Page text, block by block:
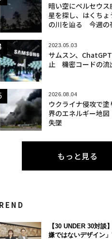
暗い空にペルセウ
星を探し、はくちょ
の川を辿る 今週の
2023.05.03
サムスン、
止 機密コードの流
2026.08.04
ウクライナ侵攻で
界のエネルギー地
失墜
もっと見る
【30 UNDER 30対談
嫌ではないデザイン